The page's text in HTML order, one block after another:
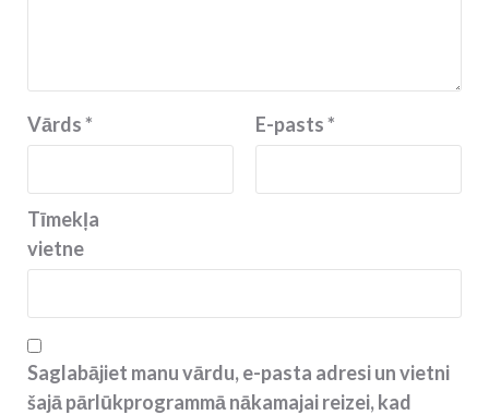
Vārds* E-pasts*
Tīmekļa
vietne
Saglabājiet manu vārdu, e-pasta adresi un vietni
šajā pārlūkprogrammā nākamajai reizei, kad